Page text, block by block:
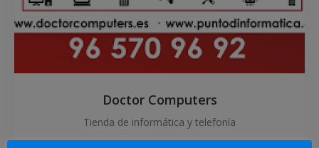
Doctor Computers
Tienda de informática y telefonía